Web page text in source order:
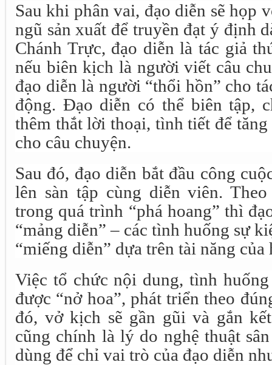
Sau khi phân vai, đạo diễn sẽ họp
ngũ sản xuất để truyền đạt ý định
Chánh Trực, đạo diễn là tác giả
nếu biên kịch là người viết câu
đạo diễn là người “thổi hồn” cho
động. Đạo diễn có thể biên tập,
thêm thắt lời thoại, tình tiết để
cho câu chuyện.
Sau đó, đạo diễn bắt đầu công
lên sàn tập cùng diễn viên.
trong quá trình “phá hoang” thì
“mảng diễn” – các tình huống sự
“miếng diễn” dựa trên tài năng của
Việc tổ chức nội dung, tình
được “nở hoa”, phát triển theo
đó, vở kịch sẽ gần gũi và gắn
cũng chính là lý do nghệ thuật
dùng để chỉ vai trò của đạo diễn